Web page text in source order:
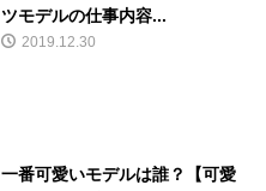
ツモデルの仕事内容...
2019.12.30
一番可愛いモデルは誰？【可愛